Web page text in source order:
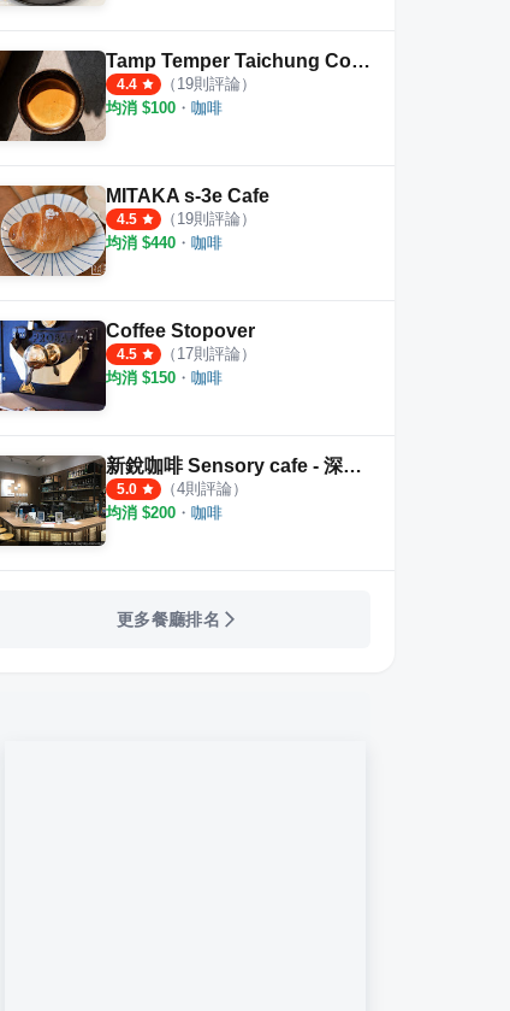
Tamp Temper Taichung Coffee
4.4 （ 19則評論）
均消 $100 ・ 咖啡
MITAKA s-3e Cafe
4.5 （ 19則評論）
均消 $440 ・ 咖啡
Coffee Stopover
4.5 （ 17則評論）
均消 $150 ・ 咖啡
新銳咖啡 Sensory cafe - 深夜咖啡 第一品牌
5.0 （4則評論）
均消 $200 ・ 咖啡
更多餐廳排名